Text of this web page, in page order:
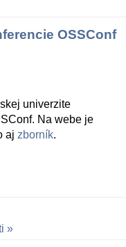
OSSConf
univerzite
Na webe je
aj zborník.